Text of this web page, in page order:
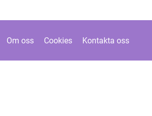
Om oss Cookies Kontakta oss